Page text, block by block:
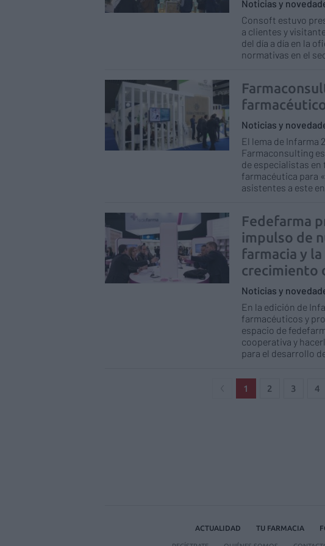
Noticias y
Consoft estuvo
a clientes y
del día a día en la
normativas en el
Noticias y
El lema de Infarma
Farmaconsulting
de especialistas
farmacéutica para
asistentes a este
Fedefarma
impulso de
farmacia y
crecimiento
Noticias y
En la edición de
farmacéuticos y
espacio de
cooperativa y
para el desarrollo
1 2 3 4
ACTUALIDAD TU FARMACIA